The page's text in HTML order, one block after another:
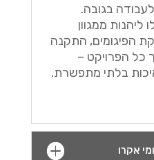
לעבודה בגובה.
ליהנות ממגוון
הפיגומים, התקנה
כל הפרויקט –
בלתי מתפשרת.
אקרו